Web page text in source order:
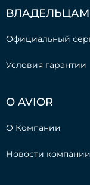
ВЛАДЕЛЬЦАМ
Официальный
Условия гарантии
О AVIOR
О Компании
Новости компании